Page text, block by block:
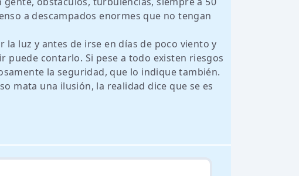
a descampados enormes que no tengan
la luz y antes de irse en días de poco viento y
puede contarlo. Si pese a todo existen riesgos
la seguridad, que lo indique también.
mata una ilusión, la realidad dice que se es